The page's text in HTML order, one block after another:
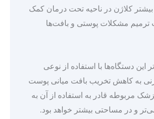
بیشتر کلاژن‌ در ناحیه تحت درمان کمک
ترمیم مشکلات پوستی و بافت‌ها‌
این دستگاه‌ها با استفاده از نوعی
به کاهش تخریب بافت میانی پوست
مربوطه قادر به استفاده از آن به
و در مساحتی بیشتر خواهد بود.